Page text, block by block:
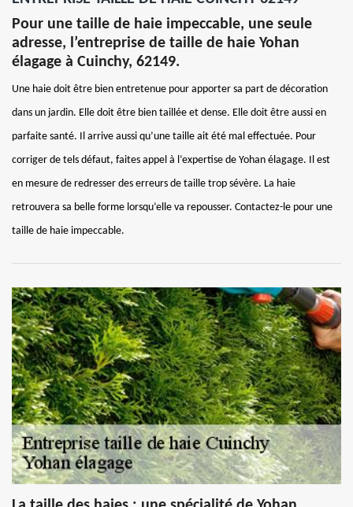
Pour une taille de haie impeccable, une seule
adresse, l’entreprise de taille de haie Yohan
élagage à Cuinchy, 62149.
Une haie doit être bien entretenue pour apporter sa part de décoration
dans un jardin. Elle doit être bien taillée et dense. Elle doit être aussi en
parfaite santé. Il arrive aussi qu’une taille ait été mal effectuée. Pour
corriger de tels défaut, faites appel à l’expertise de Yohan élagage. Il est
en mesure de redresser des erreurs de taille trop sévère. La haie
retrouvera sa belle forme lorsqu’elle va repousser. Contactez-le pour une
taille de haie impeccable.